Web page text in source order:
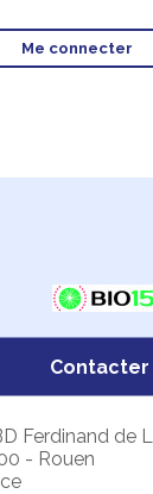
Me connecter
Ferdinand de
- Rouen